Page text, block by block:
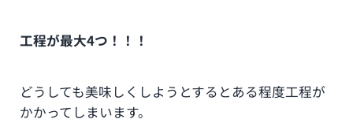
工程が最大4つ！！！
どうしても美味しくしようとするとある程度工程が
かかってしまいます。